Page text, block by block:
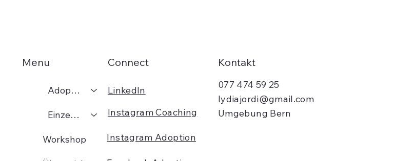
Menu
Adoption
Einzelcoaching
Workshop
Kontakt
077 474 59 25
lydiajordi@gmail.com
Umgebung Bern
Connect
LinkedIn
Instagram Coaching
Instagram Adoption